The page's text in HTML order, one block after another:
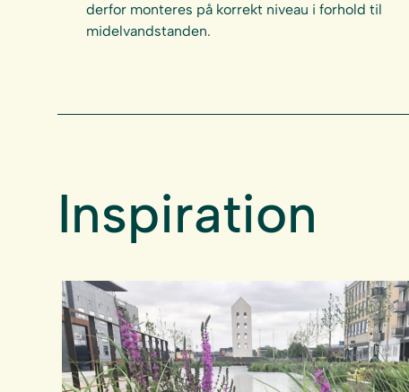
derfor monteres på korrekt niveau i forhold til
midelvandstanden.
Inspiration